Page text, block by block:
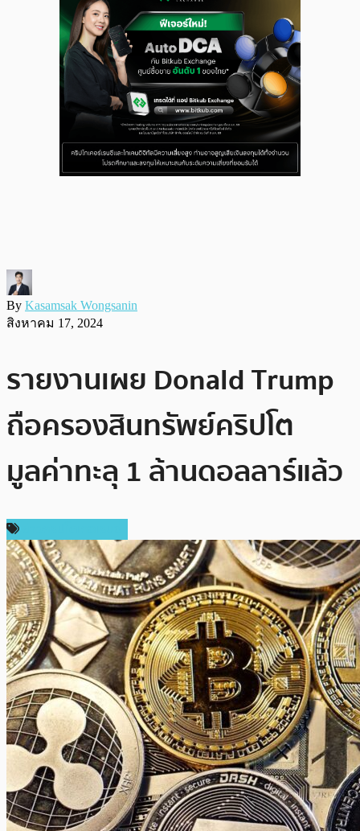
By Kasamsak Wongsanin
สิงหาคม 17, 2024
รายงานเผย Donald Trump
ถือครองสินทรัพย์คริปโต
มูลค่าทะลุ 1 ล้านดอลลาร์แล้ว